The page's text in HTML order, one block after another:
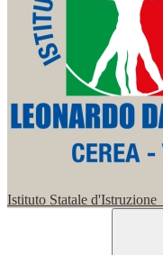
Istituto Statale d'Istruzione